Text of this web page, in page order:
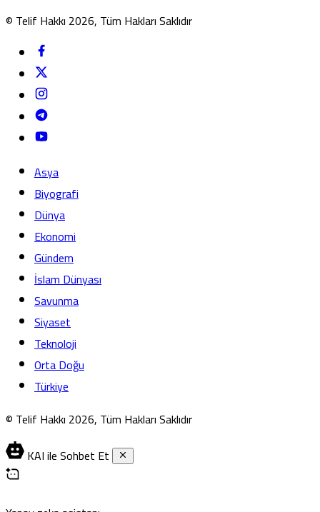
© Telif Hakkı 2026, Tüm Hakları Saklıdır
Asya
Biyografi
Dünya
Ekonomi
Gündem
İslam Dünyası
Savunma
Siyaset
Teknoloji
Orta Doğu
Türkiye
© Telif Hakkı 2026, Tüm Hakları Saklıdır
KAI ile Sohbet Et